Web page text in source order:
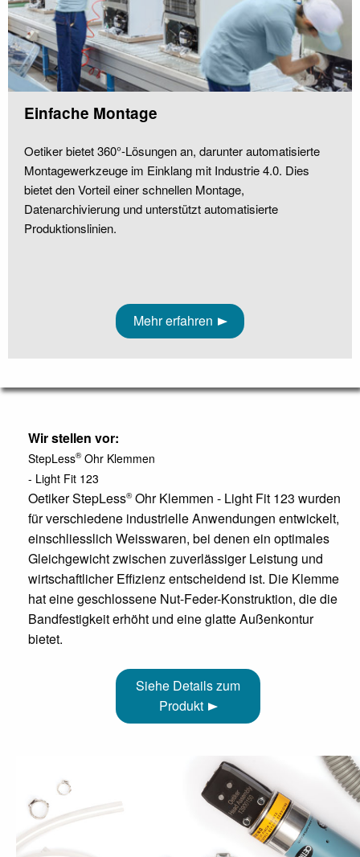
Einfache Montage
Oetiker bietet 360°-Lösungen an, darunter automatisierte
Montagewerkzeuge im Einklang mit Industrie 4.0. Dies
bietet den Vorteil einer schnellen Montage,
Datenarchivierung und unterstützt automatisierte
Produktionslinien.
Mehr erfahren
Wir stellen vor:
StepLess®Ohr Klemmen
- Light Fit 123
Oetiker StepLess®Ohr Klemmen - Light Fit 123 wurden
für verschiedene industrielle Anwendungen entwickelt,
einschliesslich Weisswaren, bei denen ein optimales
Gleichgewicht zwischen zuverlässiger Leistung und
wirtschaftlicher Effizienz entscheidend ist. Die Klemme
hat eine geschlossene Nut-Feder-Konstruktion, die die
Bandfestigkeit erhöht und eine glatte Außenkontur
bietet.
Siehe Details zum
Produkt